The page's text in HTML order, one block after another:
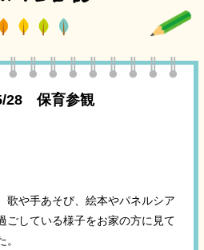
28 保育参観
歌や手あそび、絵本やパネルシア
ごしている様子をお家の方に見て